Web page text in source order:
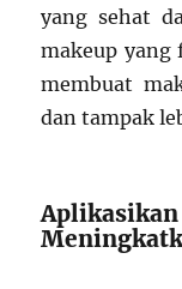
yang sehat
makeup yang
membuat
dan tampak